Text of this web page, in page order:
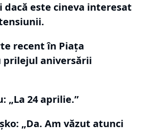
dacă este cineva interesat
recent în Piaţa
prilejul aniversării
„La 24 aprilie.”
„Da. Am văzut atunci